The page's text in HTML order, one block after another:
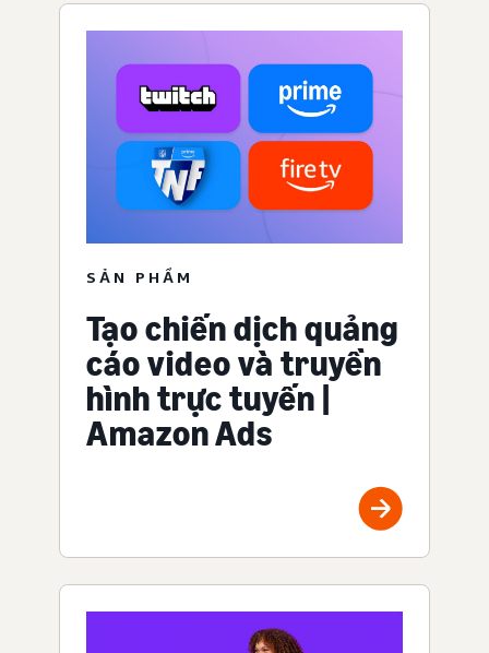
SẢN PHẨM
Tạo chiến dịch quảng
cáo video và truyền
hình trực tuyến |
Amazon Ads